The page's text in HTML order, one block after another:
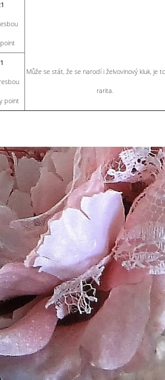
Může se stát, že se narodí i želvovinový kluk, je
rarita.
point